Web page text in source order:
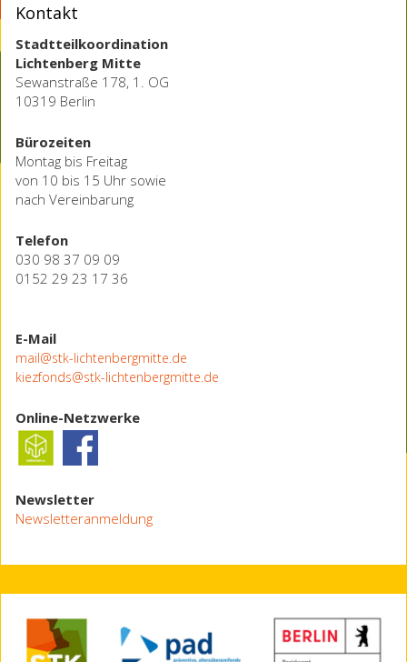
Kontakt
Stadtteilkoordination
Lichtenberg Mitte
Sewanstraße 178, 1. OG
10319 Berlin
Bürozeiten
Montag bis Freitag
von 10 bis 15 Uhr sowie
nach Vereinbarung
Telefon
030 98 37 09 09
0152 29 23 17 36
E-Mail
mail@stk-lichtenbergmitte.de
kiezfonds@stk-lichtenbergmitte.de
Online-Netzwerke
Newsletter
Newsletteranmeldung